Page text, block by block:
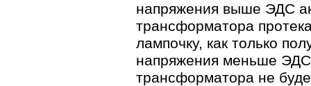
напряжения выше ЭДС
трансформатора
лампочку, как только
напряжения меньше ЭДС
трансформатора не